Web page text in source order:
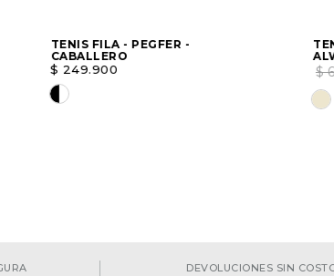
TENIS FILA - PEGFER -
CABALLERO
$ 249.900 $
DEVOLUCIONES SIN